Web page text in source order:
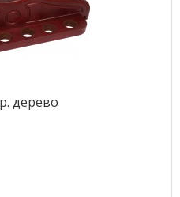
дерево